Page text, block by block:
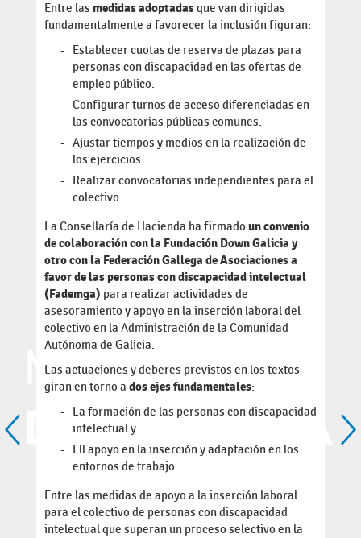
Entre las medidas adoptadasque van dirigidas
fundamentalmente a favorecer la inclusión figuran:
Establecer cuotas de reserva de plazas para
personas con discapacidad en las ofertas de
empleo público.
Configurar turnos de acceso diferenciadas en
las convocatorias públicas comunes.
Ajustar tiempos y medios en la realización de
los ejercicios.
Realizar convocatorias independientes para el
colectivo.
La Consellaría de Hacienda ha firmado un convenio
de colaboración con la Fundación Down Galicia y
otro con la Federación Gallega de Asociaciones a
favor de las personas con discapacidad intelectual
(Fademga) para realizar actividades de
asesoramiento y apoyo en la inserción laboral del
colectivo en la Administración de la Comunidad
Autónoma de Galicia.
Las actuaciones y deberes previstos en los textos
giran en torno a dos ejes fundamentales:
La formación de las personas con discapacidad
intelectual y
Ell apoyo en la inserción y adaptación en los
entornos de trabajo.
Entre las medidas de apoyo a la inserción laboral
para el colectivo de personas con discapacidad
intelectual que superan un proceso selectivo en la